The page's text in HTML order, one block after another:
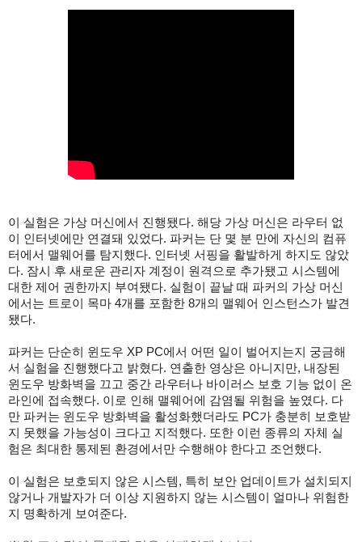
이 실험은 가상 머신에서 진행됐다. 해당 가상 머신은 라우터 없
이 인터넷에만 연결돼 있었다. 파커는 단 몇 분 만에 자신의 컴퓨
터에서 맬웨어를 탐지했다. 인터넷 서핑을 활발하게 하지도 않았
다. 잠시 후 새로운 관리자 계정이 원격으로 추가됐고 시스템에
대한 제어 권한까지 부여됐다. 실험이 끝날 때 파커의 가상 머신
에서는 트로이 목마 4개를 포함한 8개의 맬웨어 인스턴스가 발견
됐다.
파커는 단순히 윈도우 XP PC에서 어떤 일이 벌어지는지 궁금해
서 실험을 진행했다고 밝혔다. 연출한 영상은 아니지만, 내장된
윈도우 방화벽을 끄고 중간 라우터나 바이러스 보호 기능 없이 온
라인에 접속했다. 이로 인해 맬웨어에 감염될 위험을 높였다. 다
만 파커는 윈도우 방화벽을 활성화했더라도 PC가 충분히 보호받
지 못했을 가능성이 크다고 지적했다. 또한 이런 종류의 자체 실
험은 최대한 통제된 환경에서만 수행해야 한다고 조언했다.
이 실험은 보호되지 않은 시스템, 특히 보안 업데이트가 설치되지
않거나 개발자가 더 이상 지원하지 않는 시스템이 얼마나 위험한
지 명확하게 보여준다.